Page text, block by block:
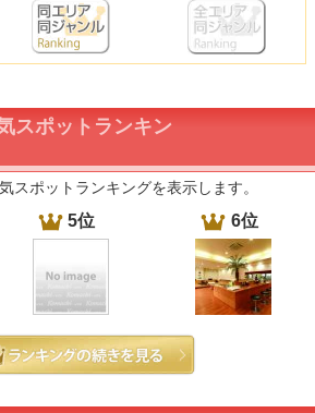
スポットランキン
スポットランキングを表示します。
5位 6位